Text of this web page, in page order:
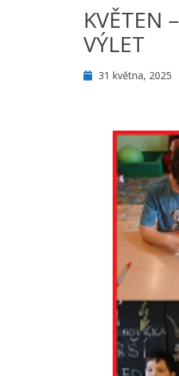
KVĚTEN
VÝLET
31 května, 2025